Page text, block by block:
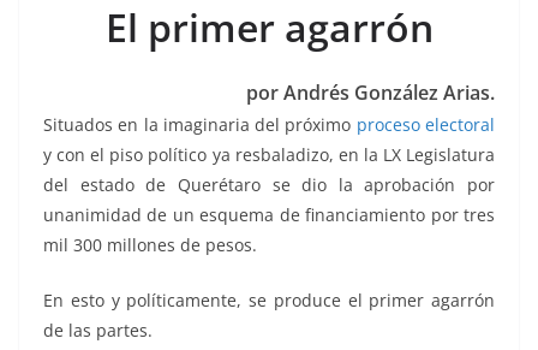
b
o
o
k
itt
er
ai at
A
p
p
ss
n
g
er
e
a
m
m
ar
tir
El primer agarrón
por Andrés González Arias.
Situados en la imaginaria del próximo proceso electoral
y con el piso político ya resbaladizo, en la LX Legislatura
del estado de Querétaro se dio la aprobación por
unanimidad de un esquema de financiamiento por tres
mil 300 millones de pesos.
En esto y políticamente, se produce el primer agarrón
de las partes.